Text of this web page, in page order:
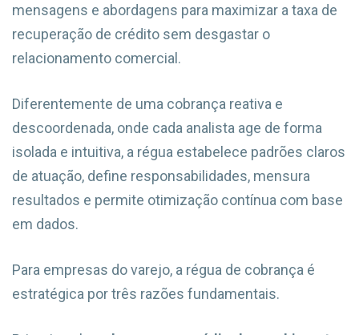
mensagens e abordagens para maximizar a taxa de
recuperação de crédito sem desgastar o
relacionamento comercial.
Diferentemente de uma cobrança reativa e
descoordenada, onde cada analista age de forma
isolada e intuitiva, a régua estabelece padrões claros
de atuação, define responsabilidades, mensura
resultados e permite otimização contínua com base
em dados.
Para empresas do varejo, a régua de cobrança é
estratégica por três razões fundamentais.